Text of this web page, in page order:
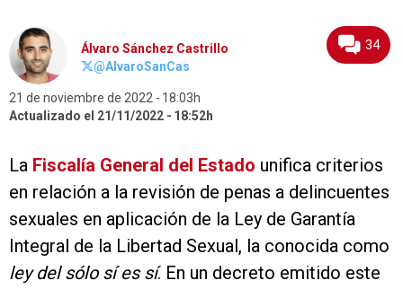
Álvaro Sánchez Castrillo
@AlvaroSanCas
21 de noviembre de 2022
18:03h
Actualizado el 21/11/2022
18:52h
34
La Fiscalía General del Estado unifica criterios
en relación a la revisión de penas a delincuentes
sexuales en aplicación de la Ley de Garantía
Integral de la Libertad Sexual, la conocida como
ley del sólo sí es sí. En un decreto emitido este